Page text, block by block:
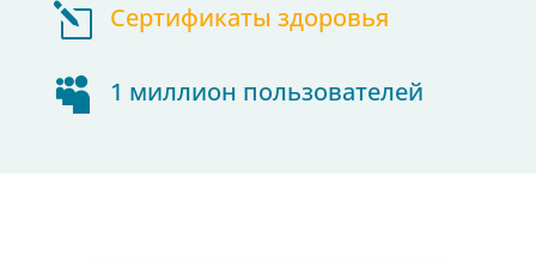
l Сертификаты здоровья
 1 миллион пользователей